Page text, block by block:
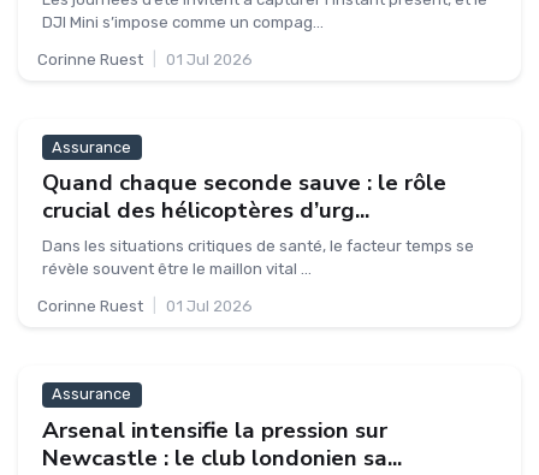
DJI Mini s’impose comme un compag...
Corinne Ruest 01 Jul 2026
Assurance
Quand chaque seconde sauve : le rôle
crucial des hélicoptères d’urg...
Dans les situations critiques de santé, le facteur temps se
révèle souvent être le maillon vital ...
Corinne Ruest 01 Jul 2026
Assurance
Arsenal intensifie la pression sur
Newcastle : le club londonien sa...